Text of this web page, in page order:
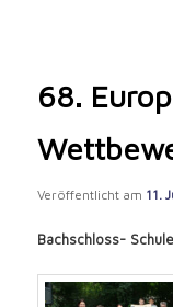
68.
Veröffentlicht am 11.
Bachschloss-